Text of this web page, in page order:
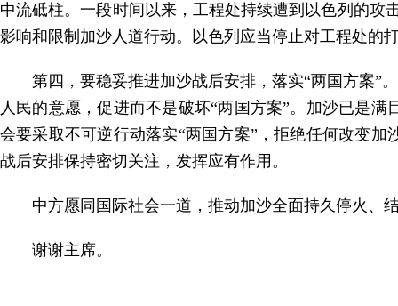
中流砥柱。一段时间以来，工程处持续遭到以色列的攻
影响和限制加沙人道行动。以色列应当停止对工程处的
第四，要稳妥推进加沙战后安排，落实“两国方案”
人民的意愿，促进而不是破坏“两国方案”。加沙已是
会要采取不可逆行动落实“两国方案”，拒绝任何改变
战后安排保持密切关注，发挥应有作用。
中方愿同国际社会一道，推动加沙全面持久停火、
谢谢主席。